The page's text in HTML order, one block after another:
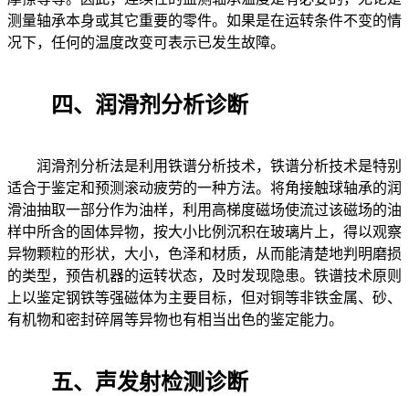
测量轴承本身或其它重要的零件。如果是在运转条件不变的情
况下，任何的温度改变可表示已发生故障。
四、润滑剂分析诊断
润滑剂分析法是利用铁谱分析技术，铁谱分析技术是特别
适合于鉴定和预测滚动疲劳的一种方法。将角接触球轴承的润
滑油抽取一部分作为油样，利用高梯度磁场使流过该磁场的油
样中所含的固体异物，按大小比例沉积在玻璃片上，得以观察
异物颗粒的形状，大小，色泽和材质，从而能清楚地判明磨损
的类型，预告机器的运转状态，及时发现隐患。铁谱技术原则
上以鉴定钢铁等强磁体为主要目标，但对铜等非铁金属、砂、
有机物和密封碎屑等异物也有相当出色的鉴定能力。
五、声发射检测诊断